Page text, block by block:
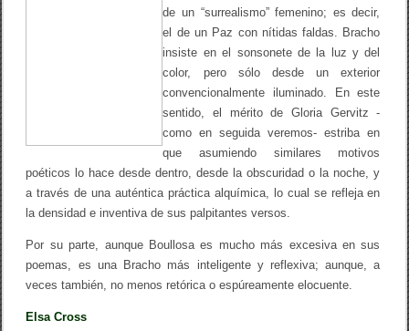
de un “surrealismo” femenino; es decir,
el de un Paz con nítidas faldas. Bracho
insiste en el sonsonete de la luz y del
color, pero sólo desde un exterior
convencionalmente iluminado. En este
sentido, el mérito de Gloria Gervitz -
como en seguida veremos- estriba en
que asumiendo similares motivos
poéticos lo hace desde dentro, desde la obscuridad o la noche, y
a través de una auténtica práctica alquímica, lo cual se refleja en
la densidad e inventiva de sus palpitantes versos.
Por su parte, aunque Boullosa es mucho más excesiva en sus
poemas, es una Bracho más inteligente y reflexiva; aunque, a
veces también, no menos retórica o espúreamente elocuente.
Elsa Cross